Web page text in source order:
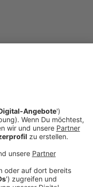
ANDERE
im
Open Air. Beim
Und Wiebke
an –
W:O:A-Fans sind in
Rabatte
notaufnahme Ihr